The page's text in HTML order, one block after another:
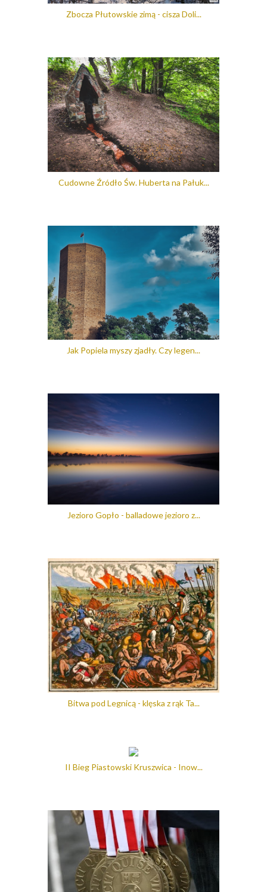
Zbocza Płutowskie zimą - cisza Doli...
Cudowne Źródło Św. Huberta na Pałuk...
Jak Popiela myszy zjadły. Czy legen...
Jezioro Gopło - balladowe jezioro z...
Bitwa pod Legnicą - klęska z rąk Ta...
II Bieg Piastowski Kruszwica - Inow...